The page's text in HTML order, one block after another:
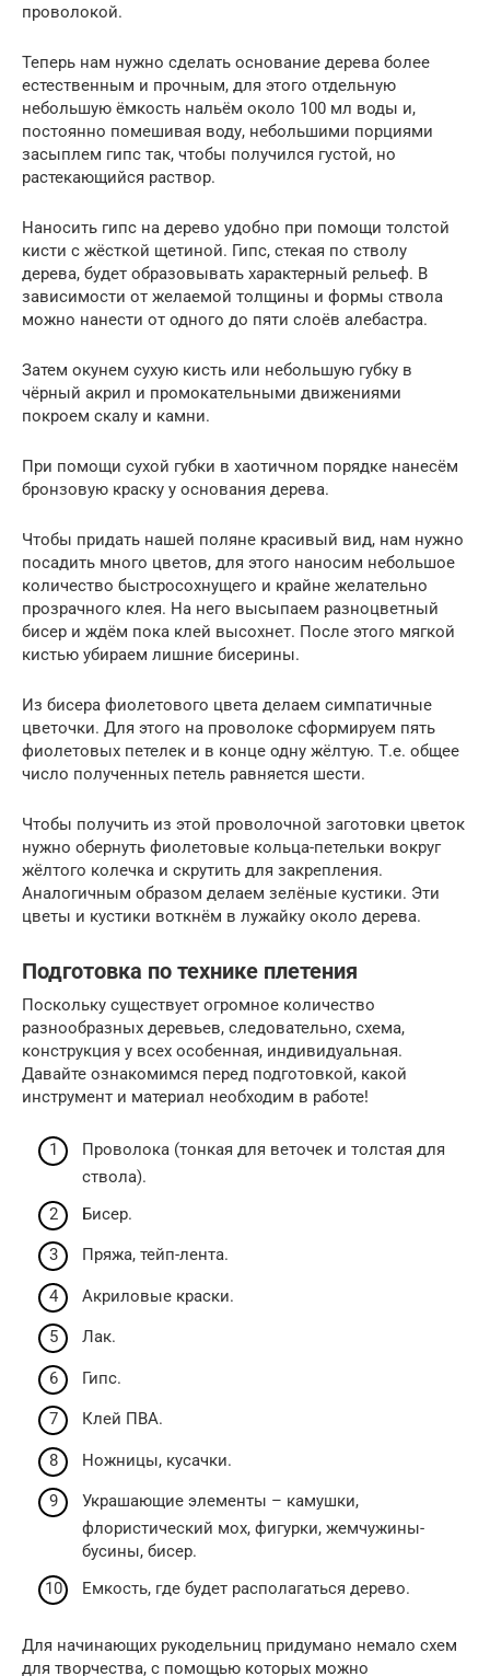
проволокой.
Теперь нам нужно сделать основание дерева более
естественным и прочным, для этого отдельную
небольшую ёмкость нальём около 100 мл воды и,
постоянно помешивая воду, небольшими порциями
засыплем гипс так, чтобы получился густой, но
растекающийся раствор.
Наносить гипс на дерево удобно при помощи толстой
кисти с жёсткой щетиной. Гипс, стекая по стволу
дерева, будет образовывать характерный рельеф. В
зависимости от желаемой толщины и формы ствола
можно нанести от одного до пяти слоёв алебастра.
Затем окунем сухую кисть или небольшую губку в
чёрный акрил и промокательными движениями
покроем скалу и камни.
При помощи сухой губки в хаотичном порядке нанесём
бронзовую краску у основания дерева.
Чтобы придать нашей поляне красивый вид, нам нужно
посадить много цветов, для этого наносим небольшое
количество быстросохнущего и крайне желательно
прозрачного клея. На него высыпаем разноцветный
бисер и ждём пока клей высохнет. После этого мягкой
кистью убираем лишние бисерины.
Из бисера фиолетового цвета делаем симпатичные
цветочки. Для этого на проволоке сформируем пять
фиолетовых петелек и в конце одну жёлтую. Т.е. общее
число полученных петель равняется шести.
Чтобы получить из этой проволочной заготовки цветок
нужно обернуть фиолетовые кольца-петельки вокруг
жёлтого колечка и скрутить для закрепления.
Аналогичным образом делаем зелёные кустики. Эти
цветы и кустики воткнём в лужайку около дерева.
Подготовка по технике плетения
Поскольку существует огромное количество
разнообразных деревьев, следовательно, схема,
конструкция у всех особенная, индивидуальная.
Давайте ознакомимся перед подготовкой, какой
инструмент и материал необходим в работе!
Проволока (тонкая для веточек и толстая для
ствола).
Бисер.
Пряжа, тейп-лента.
Акриловые краски.
Лак.
Гипс.
Клей ПВА.
Ножницы, кусачки.
Украшающие элементы – камушки,
флористический мох, фигурки, жемчужины-
бусины, бисер.
Емкость, где будет располагаться дерево.
Для начинающих рукодельниц придумано немало схем
для творчества, с помощью которых можно